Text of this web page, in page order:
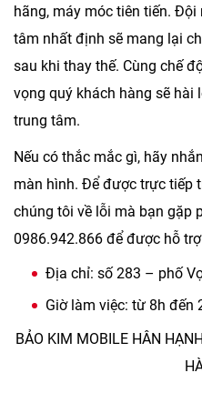
hãng, máy móc tiên tiến.
tâm nhất định sẽ mang lại
sau khi thay thế. Cùng chế
vọng quý khách hàng sẽ hài
trung tâm.
Nếu có thắc mắc gì, hãy
màn hình. Để được trực tiếp
chúng tôi về lỗi mà bạn gặp
0986.942.866 để được hỗ
Địa chỉ: số 283 – phố
Giờ làm việc: từ 8h đến
BẢO KIM MOBILE HÂN